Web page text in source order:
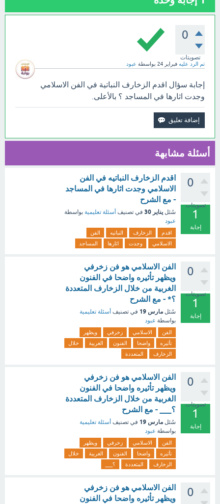
0
تصويتات
تم الرد عليه فبراير 24 بواسطة عبود
إجابة سؤال اقدم الزخارف النباتية في الفن الاسلامي
وجدت اثارها في المساجد ؟ بالأعلى.
أسئلة مشابهة
0
تصويتات
1
إجابة
اقدم الزخارف النباتيه في الفن
الاسلامي وجدت اثارها في المساجد
- مع الشرح
سُئل يناير 30 في تصنيف أسئلة تعليمية بواسطة
عبود
اقدم الزخارف النباتيه
الفن
الاسلامي
وجدت اثارها المساجد
0
تصويتات
1
إجابة
الفن الاسلامي هو فن زخرفي
ويظهر تأثيره واضحا في الفنون
الغربية من خلال الزخارف المتعددة
؟* - مع الشرح
سُئل مارس 19 في تصنيف أسئلة تعليمية
بواسطة عبود
الفن الاسلامي زخرفي
ويظهر
تأثيره
واضحا الفنون الغربية
خلال
الزخارف
المتعددة
0
تصويتات
1
إجابة
الفن الاسلامي هو فن زخرفي
ويظهر تأثيره واضحا في الفنون
الغربية من خلال الزخارف المتعددة
؟___ - مع الشرح
سُئل مارس 19 في تصنيف أسئلة تعليمية
بواسطة عبود
الفن الاسلامي زخرفي
ويظهر
تأثيره
واضحا الفنون الغربية
خلال
الزخارف
المتعددة ؟___
0
الفن الاسلامي هو فن زخرفي
ويظهر تأثيره واضحا في الفنون